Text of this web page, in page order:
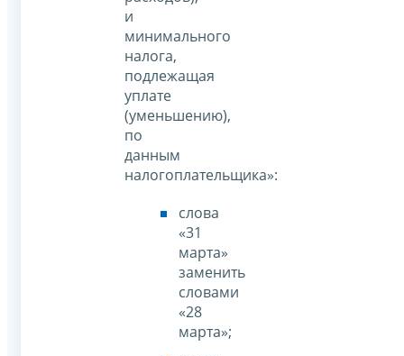
и
минимального
налога,
подлежащая
уплате
(уменьшению),
по
данным
налогоплательщика»:
слова
«31
марта»
заменить
словами
«28
марта»;